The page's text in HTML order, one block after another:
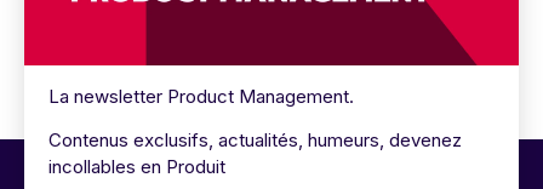
La newsletter Product Management.
Contenus exclusifs, actualités, humeurs, devenez
incollables en Produit